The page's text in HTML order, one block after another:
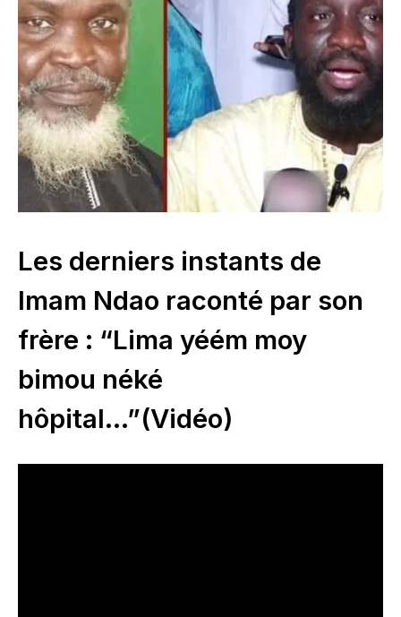
Les derniers instants de
Imam Ndao raconté par son
frère : “Lima yéém moy
bimou néké
hôpital…”(Vidéo)